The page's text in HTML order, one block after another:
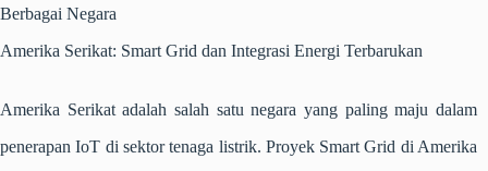
Berbagai Negara
Amerika Serikat: Smart Grid dan Integrasi Energi Terbarukan
Amerika Serikat adalah salah satu negara yang paling maju dalam
penerapan IoT di sektor tenaga listrik. Proyek Smart Grid di Amerika